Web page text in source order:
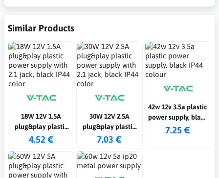
Similar Products
18W 12V 1.5A
plug&play plastic
power supply with
color
4.52 €
30W 12V 2.5A
plug&play plastic
power supply with
color
7.03 €
42w 12v 3.5a plastic
power supply, black
IP44 colour
7.25 €